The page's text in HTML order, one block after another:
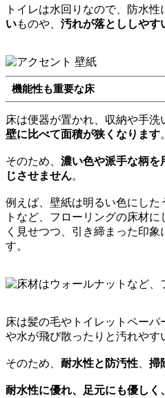
トイレは水回りなので、防水性
いものや、 汚れが落とししやす
機能性も重要な床
床は便器が置かれ、収納や手洗
壁に比べて面積が狭くなります。
そのため、 濃い色や派手な柄を
じさせません。
例えば、壁紙は明るい色にした
トなど、フローリングの床材
く見せつつ、引き締まった印
す。
床は髪の毛やトイレットペー
や水が飛び散ったりと汚れやす
そのため、 耐水性と防汚性 掃
耐水性に優れ、足元にも優しく